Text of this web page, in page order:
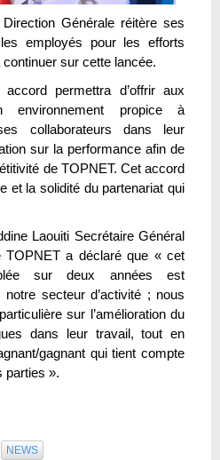
Générale réitère ses
employés pour les efforts
sur cette lancée.
permettra d’offrir aux
environnement propice à
collaborateurs dans leur
sur la performance afin de
de TOPNET. Cet accord
et la solidité du partenariat qui
Laouiti Secrétaire Général
a déclaré que « cet
sur deux années est
secteur d’activité ; nous
sur l’amélioration du
dans leur travail, tout en
gagnant qui tient compte
parties ».
NEWS